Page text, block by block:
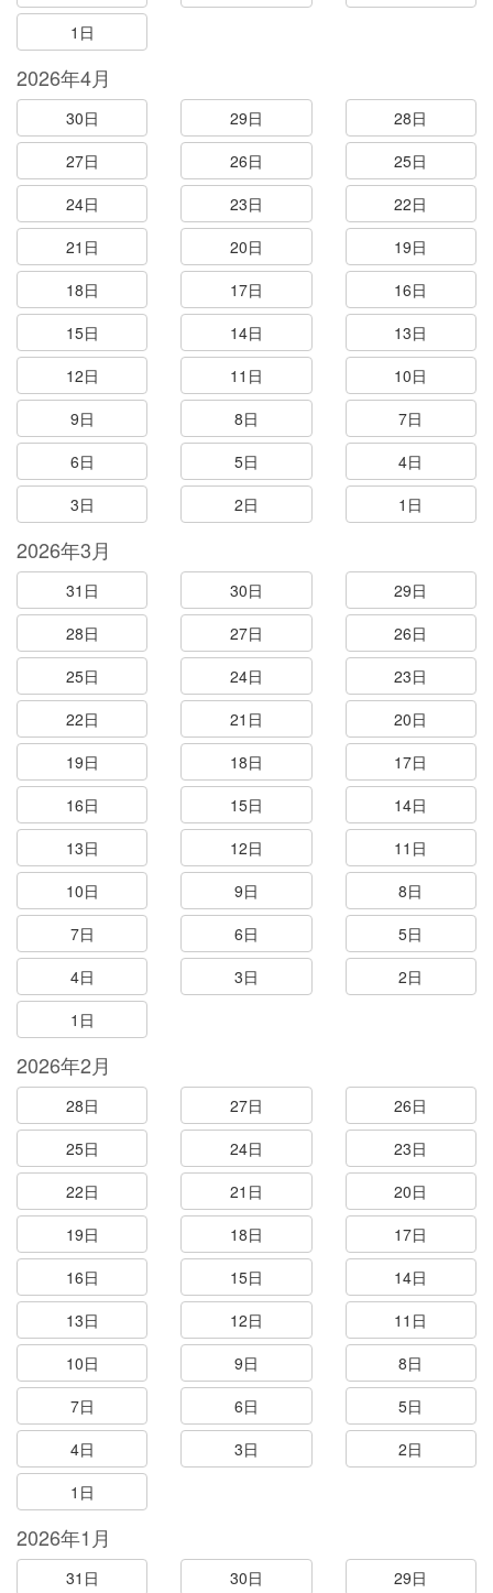
1日
2026年4月
30日 29日
28日
27日
26日
25日
24日
23日
22日
21日
20日
19日
18日
17日
16日
15日
14日
13日
12日
11日
10日
9日
8日
7日
6日
5日
4日
3日
2日 1日
2026年3月
31日 30日
29日
28日
27日
26日
25日
24日
23日
22日
21日
20日
19日
18日
17日
16日
15日
14日
13日
12日
11日
10日
9日
8日
7日
6日
5日
4日
3日
2日
1日
2026年2月
28日 27日
26日
25日
24日
23日
22日
21日
20日
19日
18日
17日
16日
15日
14日
13日
12日
11日
10日
9日
8日
7日
6日
5日
4日
3日
2日
1日
2026年1月
31日 30日 29日